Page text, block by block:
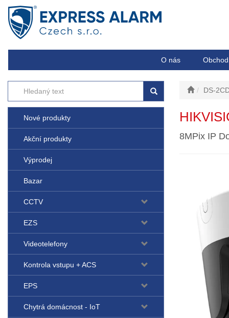
O nás
Nové produkty
Akční produkty
Výprodej
Bazar
CCTV
EZS
Videotelefony
Kontrola vstupu + ACS
EPS
Chytrá domácnost - IoT
DS-
8MPix IP